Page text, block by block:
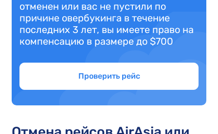
отменен или вас не пустили по
причине овербукинга в течение
последних 3 лет, вы имеете право на
компенсацию в размере до $700
Проверить рейс